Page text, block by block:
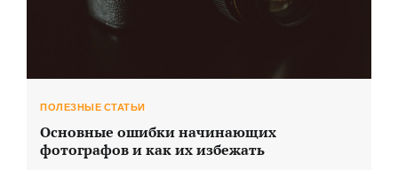
ПОЛЕЗНЫЕ СТАТЬИ
Основные ошибки начинающих
фотографов и как их избежать